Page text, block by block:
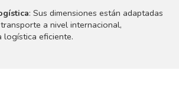
: Sus dimensiones están adaptadas
a nivel internacional,
logística eficiente.